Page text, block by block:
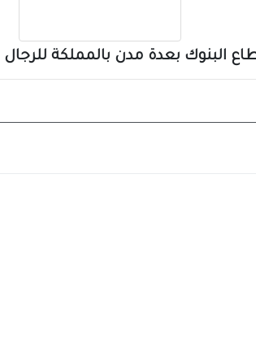
البنوك بعدة مدن بالمملكة للرجال